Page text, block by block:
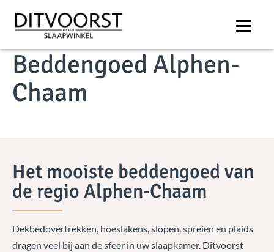
COLLECTIE
Beddengoed Alphen-
Chaam
Het mooiste beddengoed van
de regio Alphen-Chaam
Dekbedovertrekken, hoeslakens, slopen, spreien en plaids
dragen veel bij aan de sfeer in uw slaapkamer. Ditvoorst